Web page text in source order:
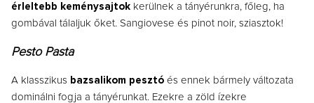
érleltebb keménysajtok kerülnek a tányérunkra, főleg, ha
gombával tálaljuk őket. Sangiovese és pinot noir, sziasztok!
Pesto Pasta
A klasszikus bazsalikom pesztó és ennek bármely változata
dominálni fogja a tányérunkat. Ezekre a zöld ízekre